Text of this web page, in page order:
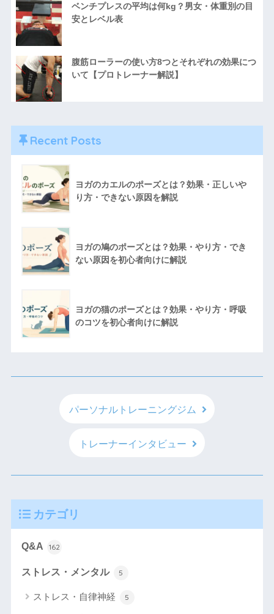
ベンチプレスの平均は何kg？男女・体重別の目
安とレベル表
腹筋ローラーの使い方8つとそれぞれの効果につ
いて【プロトレーナー解説】
Recent Posts
ヨガのカエルのポーズとは？効果・正しいや
り方・できない原因を解説
ヨガの鳩のポーズとは？効果・やり方・でき
ない原因を初心者向けに解説
ヨガの猫のポーズとは？効果・やり方・呼吸
のコツを初心者向けに解説
パーソナルトレーニングジム
トレーナーインタビュー
カテゴリ
Q&A 162
ストレス・メンタル 5
ストレス・自律神経 5